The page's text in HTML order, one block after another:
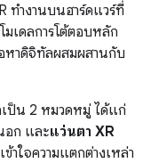
ทำงานบนฮาร์ดแวร์ที่
เดลการโต้ตอบหลัก
หาดิจิทัลผสมผสานกับ
ป็น 2 หมวดหมู่ ได้แก่
อก และแว่นตา XR
ข้าใจความแตกต่างเหล่า